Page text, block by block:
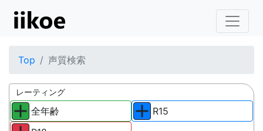
Top 声質検索
レーティング
全年齢
R15